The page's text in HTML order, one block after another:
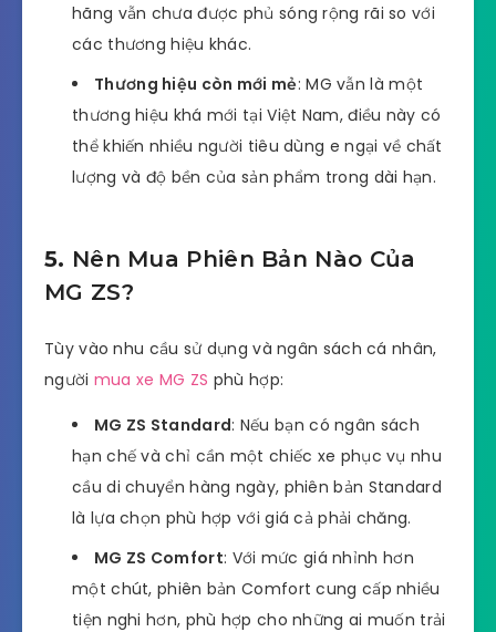
hãng vẫn chưa được phủ sóng rộng rãi so với
các thương hiệu khác.
Thương hiệu còn mới mẻ: MG vẫn là một
thương hiệu khá mới tại Việt Nam, điều này có
thể khiến nhiều người tiêu dùng e ngại về chất
lượng và độ bền của sản phẩm trong dài hạn.
5. Nên Mua Phiên Bản Nào Của
MG ZS?
Tùy vào nhu cầu sử dụng và ngân sách cá nhân,
người mua xe MG ZS phù hợp:
MG ZS Standard: Nếu bạn có ngân sách
hạn chế và chỉ cần một chiếc xe phục vụ nhu
cầu di chuyển hàng ngày, phiên bản Standard
là lựa chọn phù hợp với giá cả phải chăng.
MG ZS Comfort: Với mức giá nhỉnh hơn
một chút, phiên bản Comfort cung cấp nhiều
tiện nghi hơn, phù hợp cho những ai muốn trải